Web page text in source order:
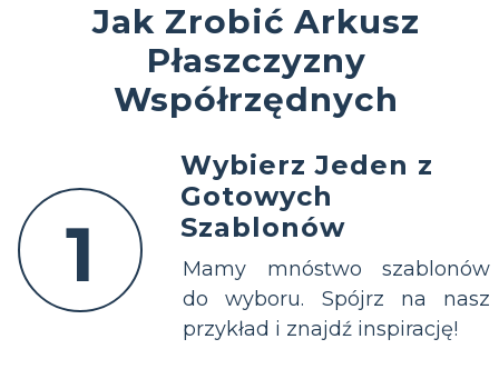
Jak Zrobić Arkusz
Płaszczyzny
Współrzędnych
1
Wybierz Jeden z
Gotowych
Szablonów
Mamy mnóstwo szablonów
do wyboru. Spójrz na nasz
przykład i znajdź inspirację!